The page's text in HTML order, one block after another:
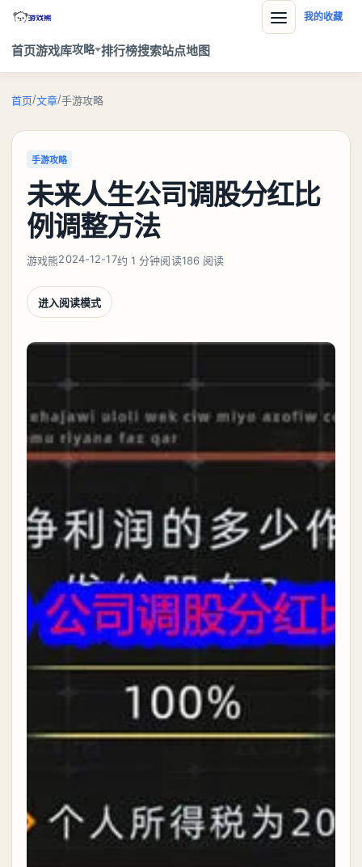
首页游戏库攻略 排行榜搜索站点地图
我的收藏
首页/文章/手游攻略
手游攻略
未来人生公司调股分红比
例调整方法
游戏熊2024-12-17约 1 分钟阅读186 阅读
进入阅读模式